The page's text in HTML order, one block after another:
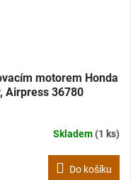
motorem Honda
Airpress 36780
Skladem(1 ks)
Do košíku